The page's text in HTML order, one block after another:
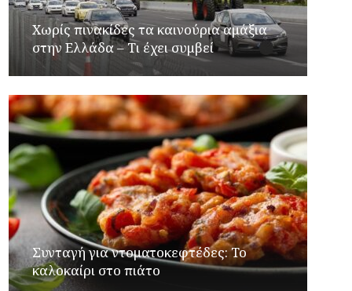
Χωρίς πινακίδες τα καινούρια αμάξια
στην Ελλάδα – Τι έχει συμβεί
Συνταγή για ντοματοκεφτέδες: Το
καλοκαίρι στο πιάτο